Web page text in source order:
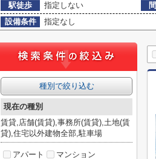
駅徒歩
指定しない
設備条件
指定なし
種別で絞り込む
現在の種別
賃貸,店舗(賃貸),事務所(賃貸),土地(賃
貸),住宅以外建物全部,駐車場
アパート
マンション